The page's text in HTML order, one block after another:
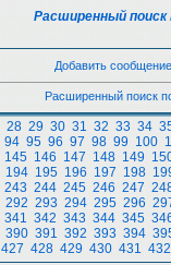
Расширенный поиск
Добавить сообщение
Расширенный поиск
28 29 30 31 32 33 34
94 95 96 97 98 99 100
145 146 147 148 149
194 195 196 197 198
243 244 245 246 247
292 293 294 295 296
341 342 343 344 345
390 391 392 393 394
427 428 429 430 431 432